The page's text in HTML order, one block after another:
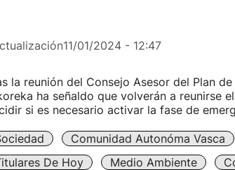
11/01/2024 - 12:47
la reunión del Consejo Asesor del Plan
ha señaldo que volverán a reunirse
si es necesario activar la fase de
Comunidad Autonóma Vasca
De Hoy
Medio Ambiente